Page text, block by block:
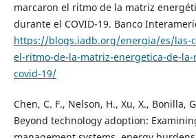
marcaron el ritmo de la matriz
durante el COVID-19. Banco
https://blogs.iadb.org/energia/es/las-
el-ritmo-de-la-matriz-energetica-de-
covid-19/
Chen, C. F., Nelson, H., Xu, X., Bonilla,
Beyond technology adoption: